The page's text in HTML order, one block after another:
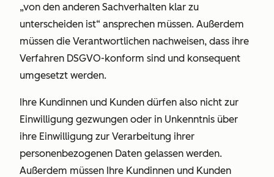
„von den anderen Sachverhalten klar zu
unterscheiden ist“ ansprechen müssen. Außerdem
müssen die Verantwortlichen nachweisen, dass ihre
Verfahren DSGVO-konform sind und konsequent
umgesetzt werden.
Ihre Kundinnen und Kunden dürfen also nicht zur
Einwilligung gezwungen oder in Unkenntnis über
ihre Einwilligung zur Verarbeitung ihrer
personenbezogenen Daten gelassen werden.
Außerdem müssen Ihre Kundinnen und Kunden